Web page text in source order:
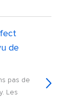
de
pas de
Les